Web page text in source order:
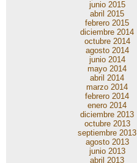
junio 2015
abril 2015
febrero 2015
diciembre 2014
octubre 2014
agosto 2014
junio 2014
mayo 2014
abril 2014
marzo 2014
febrero 2014
enero 2014
diciembre 2013
octubre 2013
septiembre 2013
agosto 2013
junio 2013
abril 2013